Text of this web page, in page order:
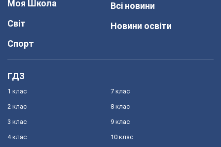
Моя Школа
Світ
Спорт
Всі новини
Новини освіти
ГДЗ
1 клас
2 клас
3 клас
4 клас
7 клас
8 клас
9 клас
10 клас